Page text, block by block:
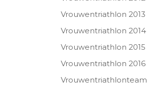
Vrouwentriathlon 2013
Vrouwentriathlon 2014
Vrouwentriathlon 2015
Vrouwentriathlon 2016
Vrouwentriathlonteam